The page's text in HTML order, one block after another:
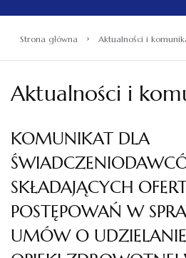
Strona główna › Aktualności i
Aktualności i
KOMUNIKAT DLA
SKŁADAJĄCYCH
POSTĘPOWAŃ W
UMÓW O